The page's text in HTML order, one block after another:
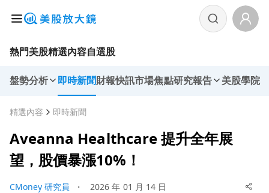
熱門美股精選內容自選股
盤勢分析 即時新聞財報快訊市場焦點研究報告 美股學院
精選內容 即時新聞
Aveanna Healthcare 提升全年展
望，股價暴漲10%！
CMoney 研究員 ・ 2026 年 01 月 14 日